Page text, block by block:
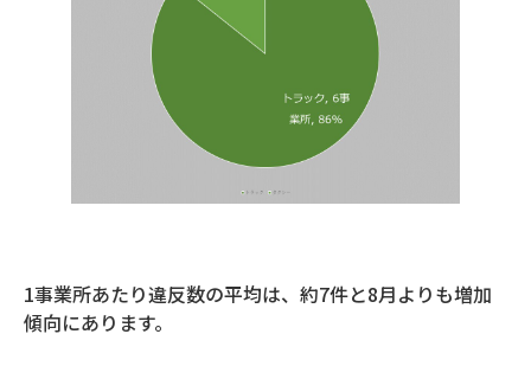
1事業所あたり違反数の平均は、約7件と8月よりも増加
傾向にあります。